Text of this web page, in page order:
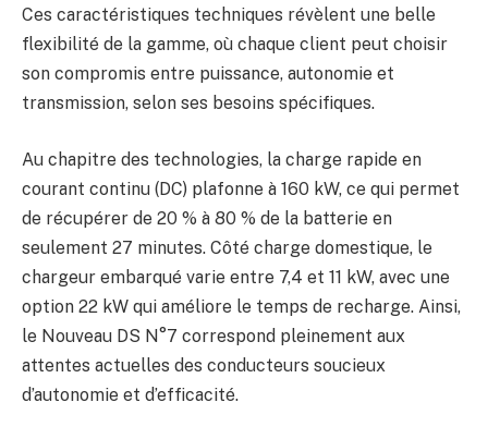
Ces caractéristiques techniques révèlent une belle
flexibilité de la gamme, où chaque client peut choisir
son compromis entre puissance, autonomie et
transmission, selon ses besoins spécifiques.
Au chapitre des technologies, la charge rapide en
courant continu (DC) plafonne à 160 kW, ce qui permet
de récupérer de 20 % à 80 % de la batterie en
seulement 27 minutes. Côté charge domestique, le
chargeur embarqué varie entre 7,4 et 11 kW, avec une
option 22 kW qui améliore le temps de recharge. Ainsi,
le Nouveau DS N°7 correspond pleinement aux
attentes actuelles des conducteurs soucieux
d’autonomie et d’efficacité.